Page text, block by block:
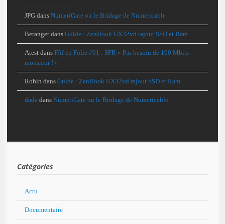
JPG dans NumeriGate ou le Bridage de Numericable
Berangerdans Guide : ZenBook UX32vd rajout SSD et Ram
Atest dans FAI en Folie #01 : SFR « Pas besoin de 100 Mbits
monsieur ! »
Robin dans Guide : ZenBook UX32vd rajout SSD et Ram
dada dans NumeriGate ou le Bridage de Numericable
Catégories
Actu
Documentaire